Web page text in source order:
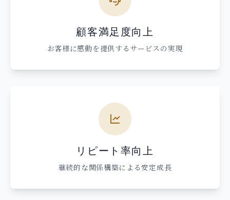
顧客満足度向上
お客様に感動を提供するサービスの実現
リピート率向上
継続的な関係構築による安定成長